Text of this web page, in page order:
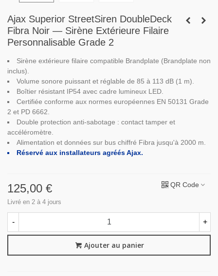
Ajax Superior StreetSiren DoubleDeck
Fibra Noir — Sirène Extérieure Filaire
Personnalisable Grade 2
Sirène extérieure filaire compatible Brandplate (Brandplate non
inclus).
Volume sonore puissant et réglable de 85 à 113 dB (1 m).
Boîtier résistant IP54 avec cadre lumineux LED.
Certifiée conforme aux normes européennes EN 50131 Grade
2 et PD 6662.
Double protection anti-sabotage : contact tamper et
accéléromètre.
Alimentation et données sur bus chiffré Fibra jusqu'à 2000 m.
Réservé aux installateurs agréés Ajax.
125,00 €
Livré en 2 à 4 jours
QR Code
- +
Ajouter au panier